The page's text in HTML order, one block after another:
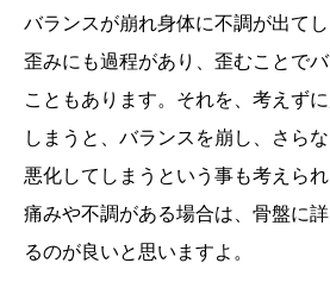
バランスが崩れ身体に不調が出てし
歪みにも過程があり、歪むことで
こともあります。それを、考えず
しまうと、バランスを崩し、さら
悪化してしまうという事も考えら
痛みや不調がある場合は、骨盤に
るのが良いと思いますよ。